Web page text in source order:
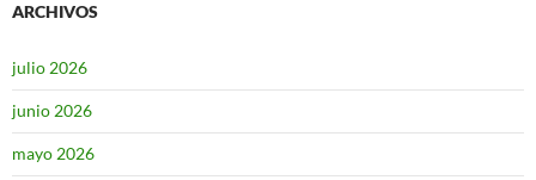
ARCHIVOS
julio 2026
junio 2026
mayo 2026